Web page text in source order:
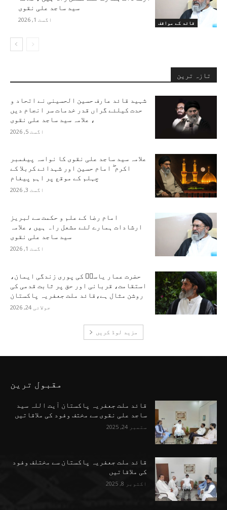
قائد کے مواقف
سید ساجد علی نقوی
اگست 1, 2026
تازہ ترین
شہید قائد عارف حسین الحسینی نے اتحاد و
حدت کیلئے گراں قدر خدمات سر انجام دیں
، علامہ سید ساجد علی نقوی
اگست 5, 2026
علامہ سید ساجد علی نقوی کا نواسہ پیغمبر
اکرم ۖ امام حسین اور شہدائے کربلا کے
چہلم کے موقع پر اہم پیغام
اگست 3, 2026
امام رضا کے علم و حکمت سے لبریز
ارشادات ہمارے لئے مشعل راہ ہیں ، علامہ
سید ساجد علی نقوی
اگست 1, 2026
حضرت عمار یاسرؑ کی پوری زندگی ایمان،
استقامت، قربانی اور حق پر ثابت قدمی کی
روشن مثال ہے،قائد ملت جعفریہ پاکستان
جولائی 24, 2026
مزید لوڈ کریں
مقبول ترین
قائد ملت جعفریہ پاکستان آیت اللہ سید
ساجد علی نقوی سے مختف وفود کی ملاقاتیں
ستمبر 24, 2025
قائد ملت جعفریہ پاکستان سے مختلف وفود
کی ملاقاتیں
اکتوبر 8, 2025